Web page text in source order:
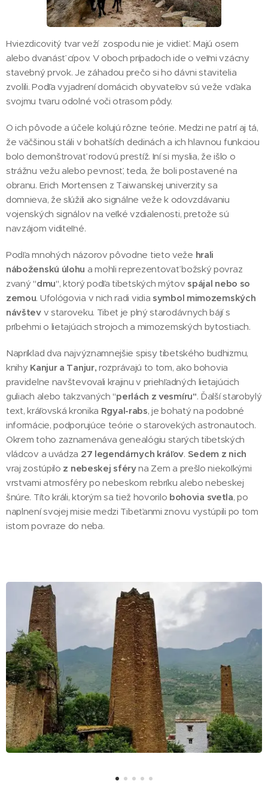
Hviezdicovitý tvar veží zospodu nie je vidieť. Majú osem
alebo dvanásť cípov. V oboch prípadoch ide o veľmi vzácny
stavebný prvok. Je záhadou prečo si ho dávni stavitelia
zvolili. Podľa vyjadrení domácich obyvateľov sú veže vďaka
svojmu tvaru odolné voči otrasom pôdy.
O ich pôvode a účele kolujú rôzne teórie. Medzi ne patrí aj tá,
že väčšinou stáli v bohatších dedinách a ich hlavnou funkciou
bolo demonštrovať rodovú prestíž. Iní si myslia, že išlo o
strážnu vežu alebo pevnosť, teda, že boli postavené na
obranu. Erich Mortensen z Taiwanskej univerzity sa
domnieva, že slúžili ako signálne veže k odovzdávaniu
vojenských signálov na veľké vzdialenosti, pretože sú
navzájom viditeľné.
Podľa mnohých názorov pôvodne tieto veže hrali
náboženskú úlohu a mohli reprezentovať božský povraz
zvaný "dmu", ktorý podľa tibetských mýtov spájal nebo so
zemou. Ufológovia v nich radi vidia symbol mimozemských
návštevv staroveku. Tibet je plný starodávnych bájí s
príbehmi o lietajúcich strojoch a mimozemských bytostiach.
Napríklad dva najvýznamnejšie spisy tibetského budhizmu,
knihy Kanjur a Tanjur, rozprávajú to tom, ako bohovia
pravidelne navštevovali krajinu v priehľadných lietajúcich
guliach alebo takzvaných "perlách z vesmíru". Ďalší starobylý
text, kráľovská kronika Rgyal-rabs, je bohatý na podobné
informácie, podporujúce teórie o starovekých astronautoch.
Okrem toho zaznamenáva genealógiu starých tibetských
vládcov a uvádza 27 legendárnych kráľov. Sedem z nich
vraj zostúpilo z nebeskej sféryna Zem a prešlo niekoľkými
vrstvami atmosféry po nebeskom rebríku alebo nebeskej
šnúre. Títo králi, ktorým sa tiež hovorilo bohovia svetla, po
naplnení svojej misie medzi Tibeťanmi znovu vystúpili po tom
istom povraze do neba.